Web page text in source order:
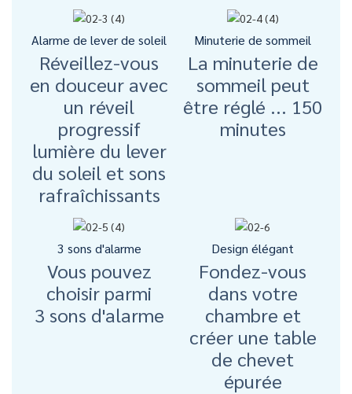
Alarme de lever de soleil
Réveillez-vous
en douceur avec
un réveil
progressif
lumière du lever
du soleil et sons
rafraîchissants
Minuterie de sommeil
La minuterie de
sommeil peut
être réglé ... 150
minutes
3 sons d'alarme
Vous pouvez
choisir parmi
3 sons d'alarme
Design élégant
Fondez-vous
dans votre
chambre et
créer une table
de chevet
épurée